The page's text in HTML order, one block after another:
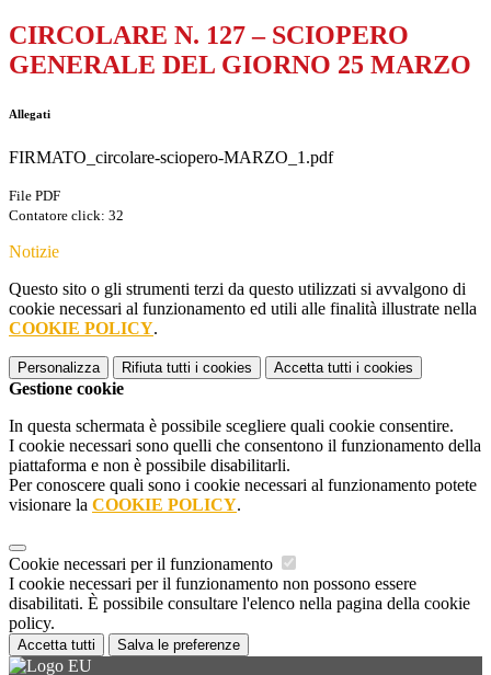
CIRCOLARE N. 127 – SCIOPERO
GENERALE DEL GIORNO 25 MARZO
Allegati
FIRMATO_circolare-sciopero-MARZO_1.pdf
File PDF
Contatore click: 32
Notizie
Questo sito o gli strumenti terzi da questo utilizzati si avvalgono di
cookie necessari al funzionamento ed utili alle finalità illustrate nella
COOKIE POLICY.
Personalizza Rifiuta tutti i cookies Accetta tutti i cookies
Gestione cookie
In questa schermata è possibile scegliere quali cookie consentire.
I cookie necessari sono quelli che consentono il funzionamento della
piattaforma e non è possibile disabilitarli.
Per conoscere quali sono i cookie necessari al funzionamento potete
visionare la COOKIE POLICY.
Cookie necessari per il funzionamento
I cookie necessari per il funzionamento non possono essere
disabilitati. È possibile consultare l'elenco nella pagina della cookie
policy.
Accetta tutti Salva le preferenze